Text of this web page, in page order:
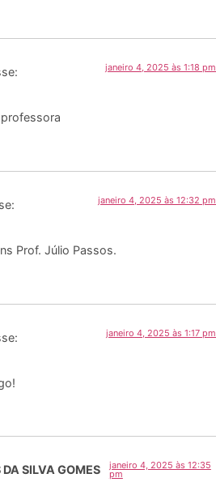
janeiro 4, 2025 às 1:18 pm
janeiro 4, 2025 às 12:32 pm
Prof. Júlio Passos.
janeiro 4, 2025 às 1:17 pm
SILVA GOMES
janeiro 4, 2025 às 12:35
pm